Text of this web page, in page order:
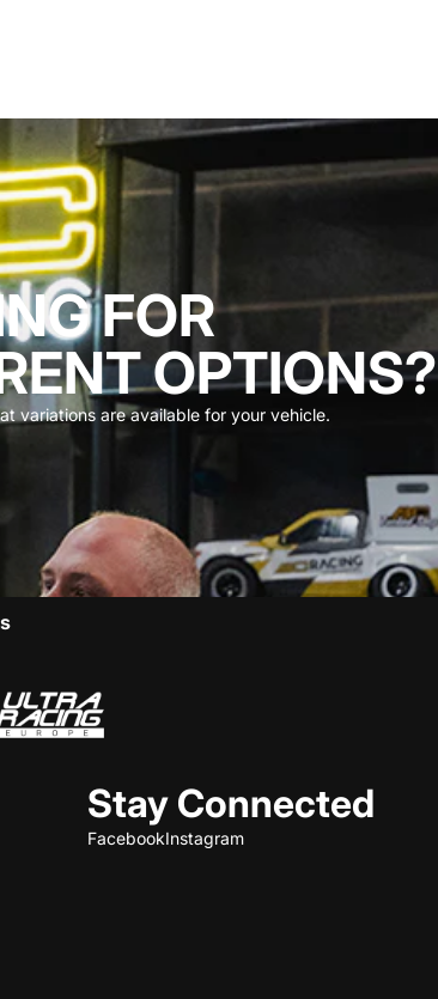
FOR
OPTIONS?
variations are available for your vehicle.
Stay Connected
FacebookInstagram